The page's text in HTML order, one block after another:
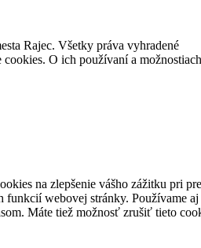
Rajec. Všetky práva vyhradené
cookies. O ich používaní a
na zlepšenie vášho zážitku pri
funkcií webovej stránky. Používame
Máte tiež možnosť zrušiť tieto